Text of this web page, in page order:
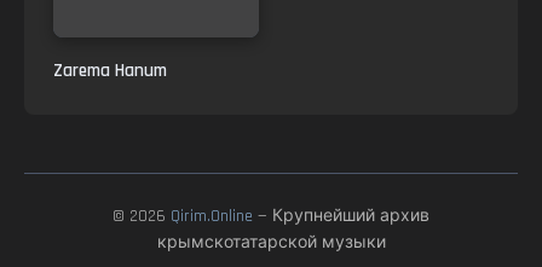
Zarema Hanum
© 2026 Qirim.Online — Крупнейший архив
крымскотатарской музыки